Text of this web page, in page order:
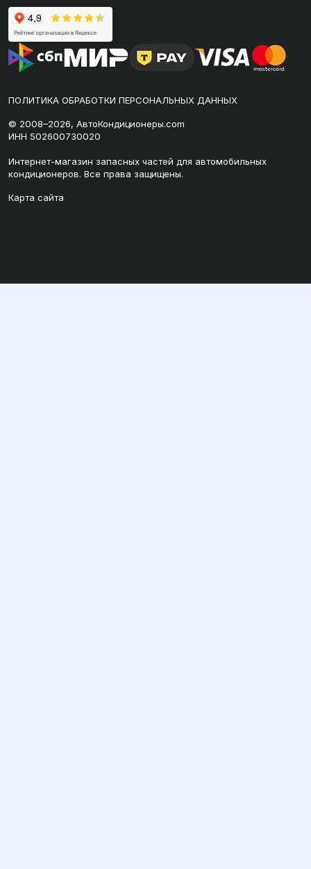
ПОЛИТИКА ОБРАБОТКИ ПЕРСОНАЛЬНЫХ ДАННЫХ
© 2008–2026, АвтоКондиционеры.com
ИНН 502600730020
Интернет-магазин запасных частей для автомобильных
кондиционеров. Все права защищены.
Карта сайта